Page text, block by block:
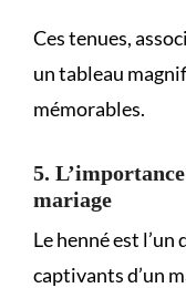
Ces tenues,
un tableau
mémorables.
5.
mariage
Le henné est
captivants d’un